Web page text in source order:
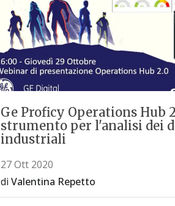
Ge Proficy Operations Hub
strumento per l'analisi dei
industriali
27 Ott 2020
diValentina Repetto